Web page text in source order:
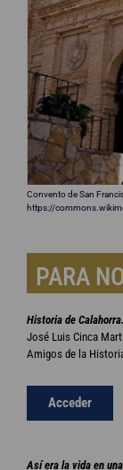
Convento de San
https://
PARA
Historia de Calahorra.
José Luis Cinca
Amigos de la
Acceder
Así era la vida en